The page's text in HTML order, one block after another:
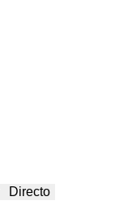
Directo